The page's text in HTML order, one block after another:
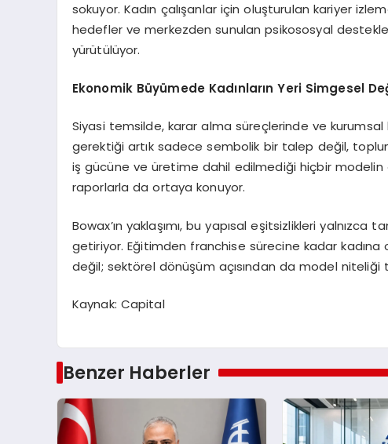
sokuyor. Kadın çalışanlar için oluşturulan kariyer
hedefler ve merkezden sunulan psikososyal
yürütülüyor.
Ekonomik Büyümede Kadınların Yeri Simgesel
Siyasi temsilde, karar alma süreçlerinde ve kurumsal
gerektiği artık sadece sembolik bir talep değil,
iş gücüne ve üretime dahil edilmediği hiçbir modelin
raporlarla da ortaya konuyor.
Bowax’ın yaklaşımı, bu yapısal eşitsizlikleri
getiriyor. Eğitimden franchise sürecine kadar kadına
değil; sektörel dönüşüm açısından da model niteliği
Kaynak: Capital
Benzer Haberler